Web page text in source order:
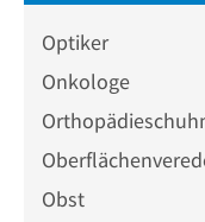
Optiker
Onkologe
Obst